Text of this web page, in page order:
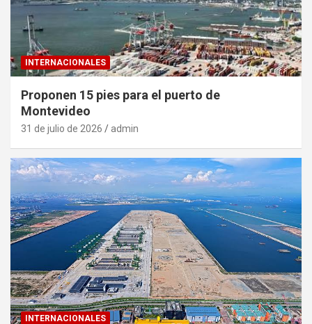
INTERNACIONALES
Proponen 15 pies para el puerto de
Montevideo
31 de julio de 2026 admin
INTERNACIONALES